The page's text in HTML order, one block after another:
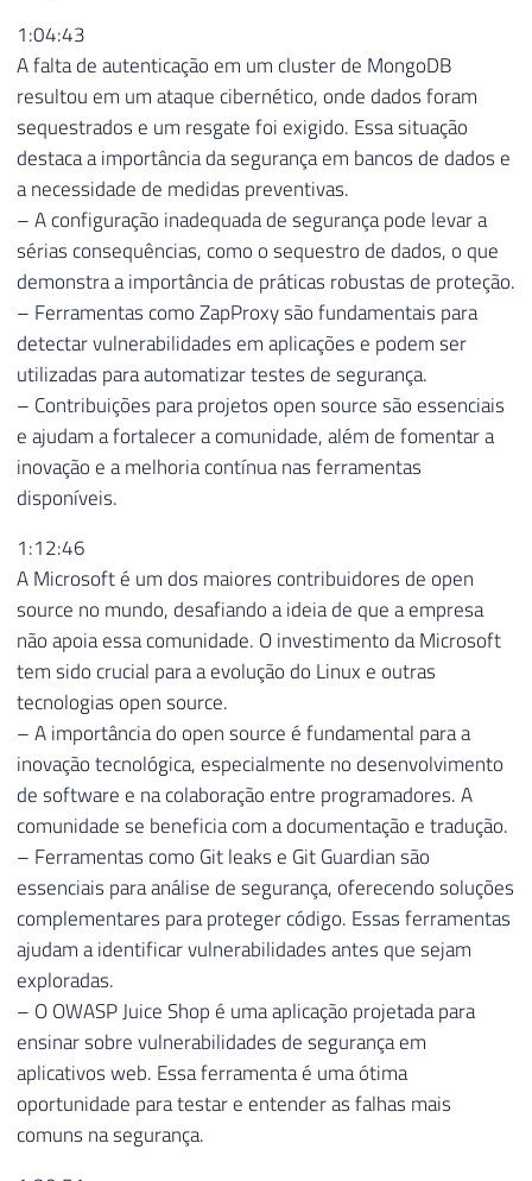
1:04:43
A falta de autenticação em um cluster de MongoDB
resultou em um ataque cibernético, onde dados foram
sequestrados e um resgate foi exigido. Essa situação
destaca a importância da segurança em bancos de dados e
a necessidade de medidas preventivas.
– A configuração inadequada de segurança pode levar a
sérias consequências, como o sequestro de dados, o que
demonstra a importância de práticas robustas de proteção.
– Ferramentas como ZapProxy são fundamentais para
detectar vulnerabilidades em aplicações e podem ser
utilizadas para automatizar testes de segurança.
– Contribuições para projetos open source são essenciais
e ajudam a fortalecer a comunidade, além de fomentar a
inovação e a melhoria contínua nas ferramentas
disponíveis.
1:12:46
A Microsoft é um dos maiores contribuidores de open
source no mundo, desafiando a ideia de que a empresa
não apoia essa comunidade. O investimento da Microsoft
tem sido crucial para a evolução do Linux e outras
tecnologias open source.
– A importância do open source é fundamental para a
inovação tecnológica, especialmente no desenvolvimento
de software e na colaboração entre programadores. A
comunidade se beneficia com a documentação e tradução.
– Ferramentas como Git leaks e Git Guardian são
essenciais para análise de segurança, oferecendo soluções
complementares para proteger código. Essas ferramentas
ajudam a identificar vulnerabilidades antes que sejam
exploradas.
– O OWASP Juice Shop é uma aplicação projetada para
ensinar sobre vulnerabilidades de segurança em
aplicativos web. Essa ferramenta é uma ótima
oportunidade para testar e entender as falhas mais
comuns na segurança.